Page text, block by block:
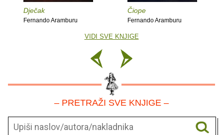
Dječak
Fernando Aramburu
Čiope
Fernando Aramburu
VIDI SVE KNJIGE
– PRETRAŽI SVE KNJIGE –